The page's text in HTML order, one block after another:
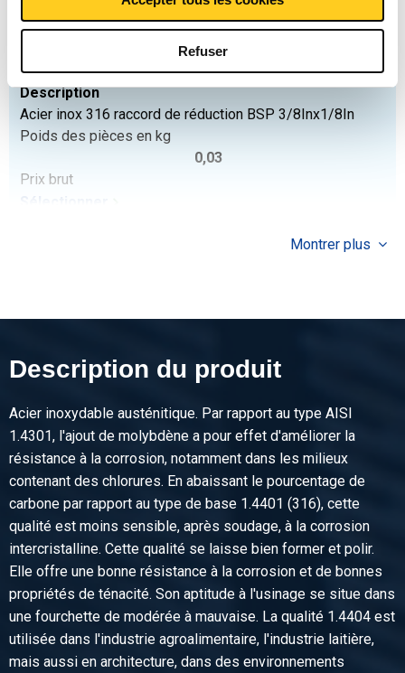
Refuser
2440-0227-3818
Description
Acier inox 316 raccord de réduction BSP 3/8Inx1/8In
Poids des pièces en kg
0,03
Prix brut
Sélectionner
Prix brut
N° d'article
2440-0227-1218
Description
Inox 316 raccord de réduction BSP 1/2Inx1/8In
Poids des pièces en kg
0,05
Prix brut
Sélectionner
N° d'article
2440-0227-1214
Montrer plus
Description du produit
Acier inoxydable austénitique. Par rapport au type AISI
1.4301, l'ajout de molybdène a pour effet d'améliorer la
résistance à la corrosion, notamment dans les milieux
contenant des chlorures. En abaissant le pourcentage de
carbone par rapport au type de base 1.4401 (316), cette
qualité est moins sensible, après soudage, à la corrosion
intercristalline. Cette qualité se laisse bien former et polir.
Elle offre une bonne résistance à la corrosion et de bonnes
propriétés de ténacité. Son aptitude à l'usinage se situe dans
une fourchette de modérée à mauvaise. La qualité 1.4404 est
utilisée dans l'industrie agroalimentaire, l'industrie laitière,
mais aussi en architecture, dans des environnements